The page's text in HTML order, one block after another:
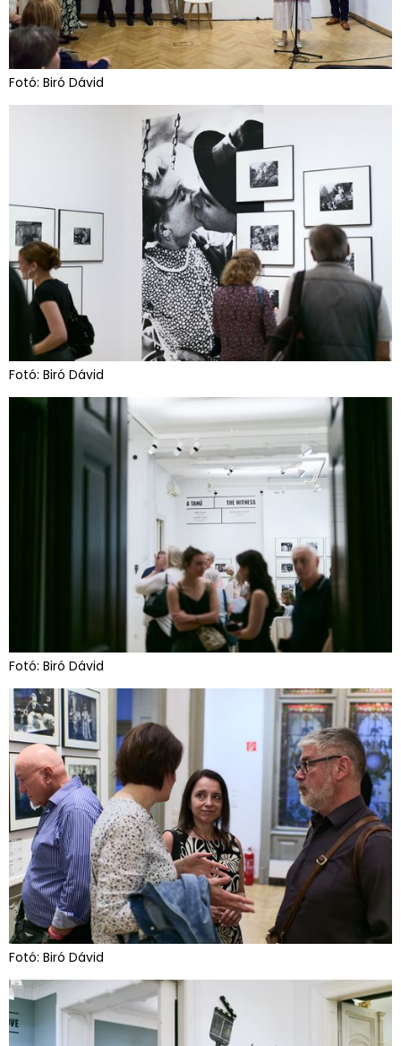
Fotó: Biró Dávid
Fotó: Biró Dávid
Fotó: Biró Dávid
Fotó: Biró Dávid